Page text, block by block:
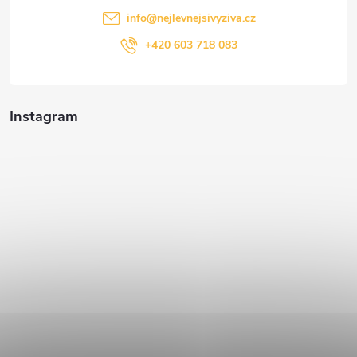
Instagram
info@nejlevnejsivyziva.cz
+420 603 718 083